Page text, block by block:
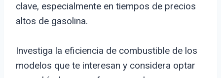
clave, especialmente en tiempos de precios
altos de gasolina.
Investiga la eficiencia de combustible de los
modelos que te interesan y considera optar